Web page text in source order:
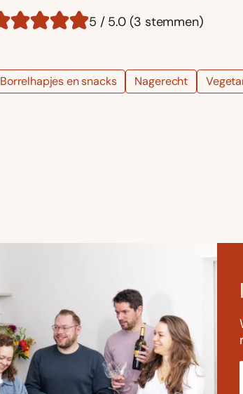
5 / 5.0 (3 stemmen)
Borrelhapjes en snacks Nagerecht